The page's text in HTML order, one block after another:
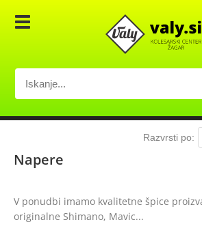
Razvrsti po:
Napere
V ponudbi imamo kvalitetne špice
originalne Shimano, Mavic...